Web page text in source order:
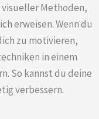
Methoden,
erweisen. Wenn du
zu motivieren,
in einem
So kannst du deine
verbessern.